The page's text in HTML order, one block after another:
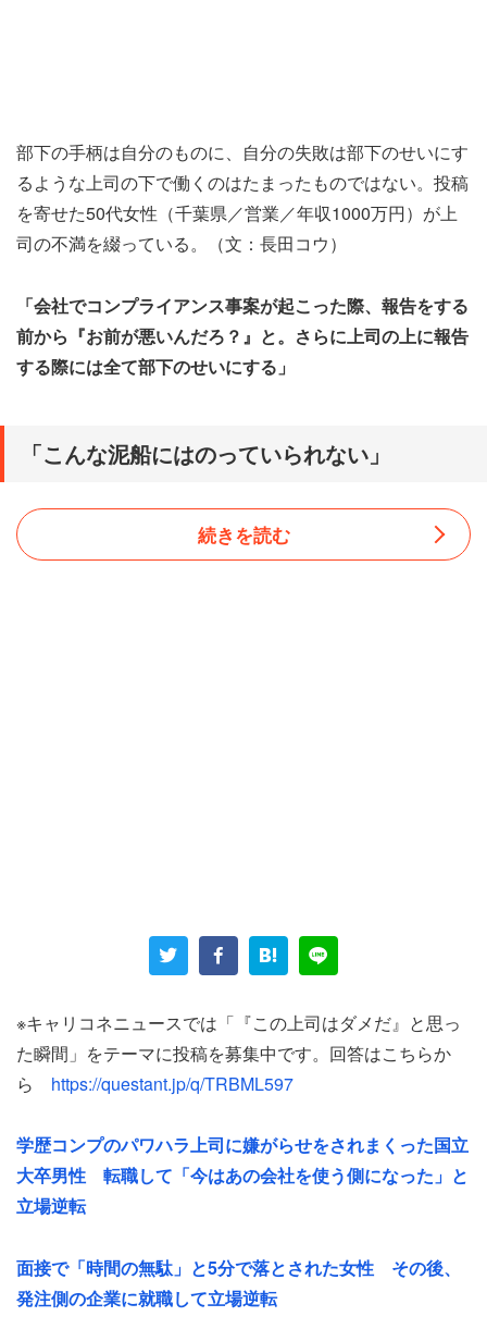
部下の手柄は自分のものに、自分の失敗は部下のせいにす
るような上司の下で働くのはたまったものではない。投稿
を寄せた50代女性（千葉県／営業／年収1000万円）が上
司の不満を綴っている。（文：長田コウ）
「会社でコンプライアンス事案が起こった際、報告をする
前から『お前が悪いんだろ？』と。さらに上司の上に報告
する際には全て部下のせいにする」
「こんな泥船にはのっていられない」
部下に押し付けられました」と当時を振り返っており、相
東京都の50代女性（専門職／年収2000万円以上）は、新
人弁護士として法律事務所に入所した直後に体験した衝撃
「顧客の前で顧客に不利益になる状況を臆面もなく言っ
て、なんのフォローもなく、新人だった部下の自分がフォ
この展開に、女性は「こんな泥船にはのっていられない」
続きを読む
※キャリコネニュースでは「『この上司はダメだ』と思っ
た瞬間」をテーマに投稿を募集中です。回答はこちらか
ら https://questant.jp/q/TRBML597
学歴コンプのパワハラ上司に嫌がらせをされまくった国立
大卒男性 転職して「今はあの会社を使う側になった」と
立場逆転
面接で「時間の無駄」と5分で落とされた女性 その後、
発注側の企業に就職して立場逆転